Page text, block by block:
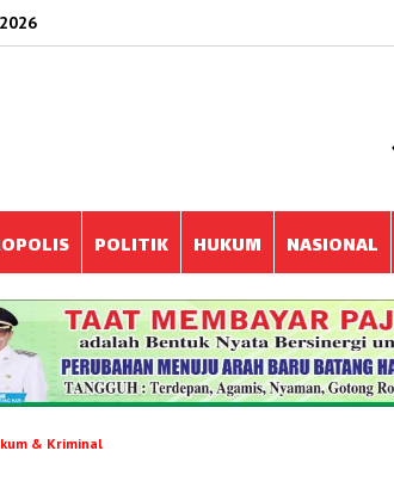
POLITIK HUKUM NASIONAL
& Kriminal